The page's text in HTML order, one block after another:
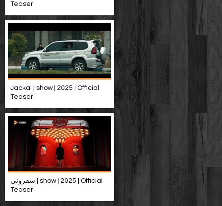
Teaser
Jackal | show | 2025 | Official
Teaser
شفرونی | show | 2025 | Official
Teaser